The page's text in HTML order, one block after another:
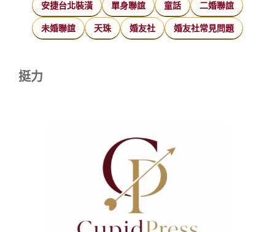
安捷台北裝潢 單身聯誼 童話 二婚聯誼
未婚聯誼 天珠 婚友社 婚友社常見問題
挺力